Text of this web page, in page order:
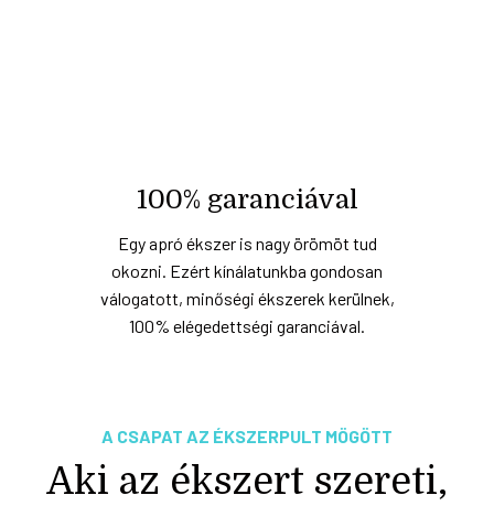
100% garanciával
Egy apró ékszer is nagy örömöt tud
okozni. Ezért kínálatunkba gondosan
válogatott, minőségi ékszerek kerülnek,
100% elégedettségi garanciával.
A CSAPAT AZ ÉKSZERPULT MÖGÖTT
Aki az ékszert szereti,